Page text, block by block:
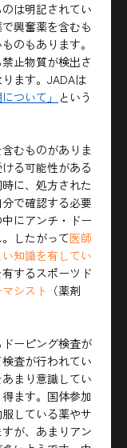
は明記されてい
興奮薬を含むも
のもあります。
止物質が検出さ
ます。JADAは
ついて」 という
むものがありま
る可能性がある
に、処方された
で確認する必要
にアンチ・ドー
したがって医師
知識を有してい
するスポーツド
シスト （薬剤
ーピング検査が
査が行われてい
まり意識してい
ます。国体参加
している薬やサ
が、あまりアン